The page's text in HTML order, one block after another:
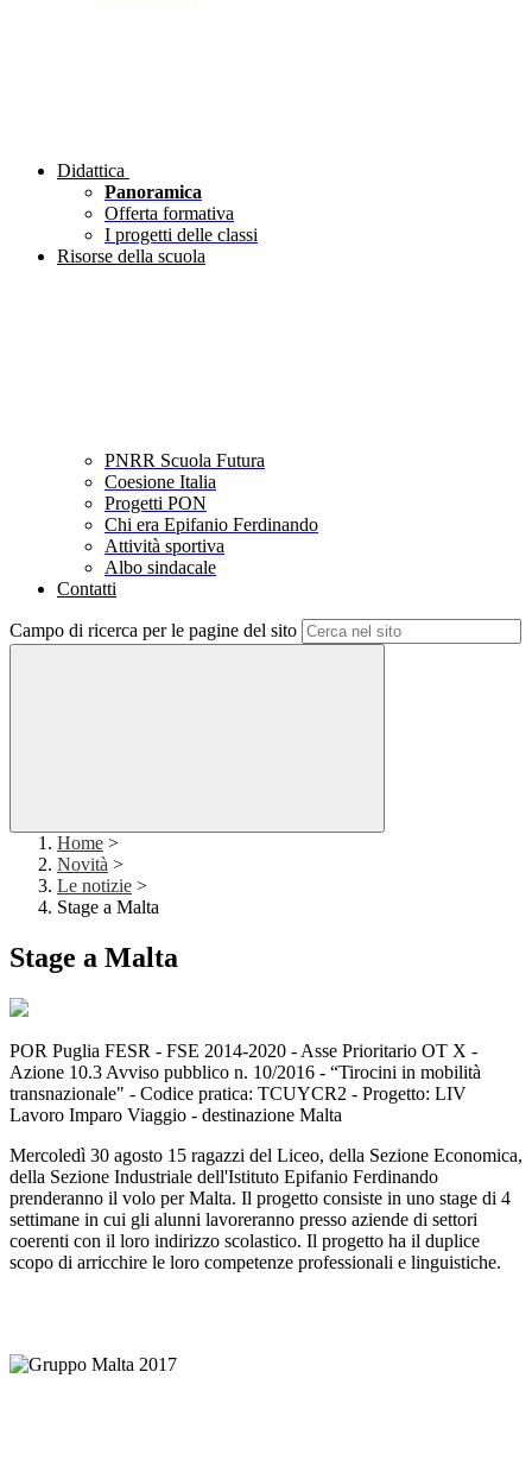
Didattica
Panoramica
Offerta formativa
I progetti delle classi
Risorse della scuola
PNRR Scuola Futura
Coesione Italia
Progetti PON
Chi era Epifanio Ferdinando
Attività sportiva
Albo sindacale
Contatti
Campo di ricerca per le pagine del sito
Home >
Novità >
Le notizie >
Stage a Malta
Stage a Malta
POR Puglia FESR - FSE 2014-2020 - Asse Prioritario OT X -
Azione 10.3 Avviso pubblico n. 10/2016 - “Tirocini in mobilità
transnazionale" - Codice pratica: TCUYCR2 - Progetto: LIV
Lavoro Imparo Viaggio - destinazione Malta
Mercoledì 30 agosto 15 ragazzi del Liceo, della Sezione Economica,
della Sezione Industriale dell'Istituto Epifanio Ferdinando
prenderanno il volo per Malta. Il progetto consiste in uno stage di 4
settimane in cui gli alunni lavoreranno presso aziende di settori
coerenti con il loro indirizzo scolastico. Il progetto ha il duplice
scopo di arricchire le loro competenze professionali e linguistiche.